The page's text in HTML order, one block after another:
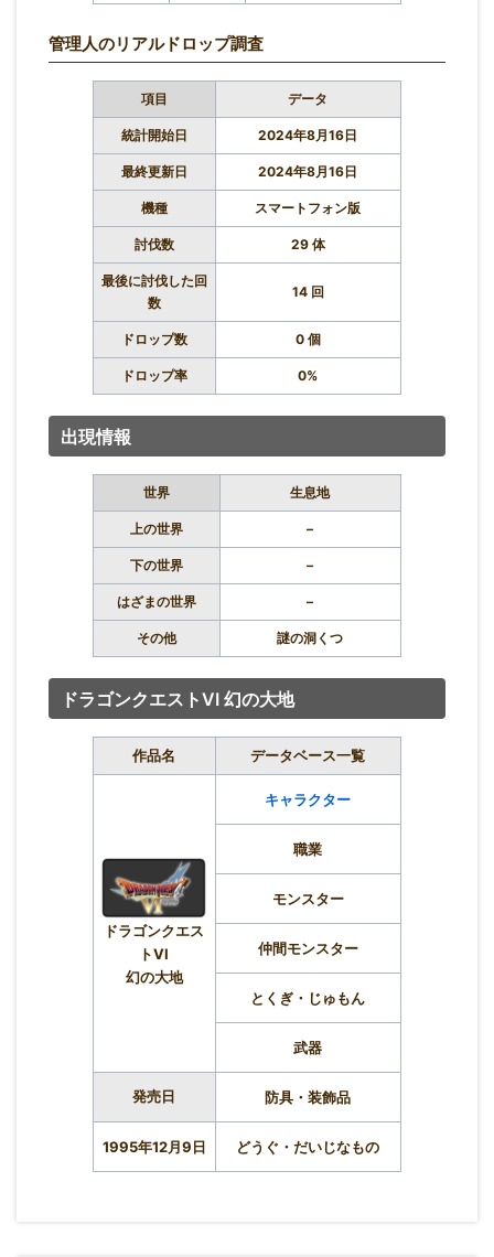
管理人のリアルドロップ調査
項目 データ
統計開始日 2024年8月16日
最終更新日 2024年8月16日
機種 スマートフォン版
討伐数 29 体
最後に討伐した回
数
14 回
ドロップ数 0 個
ドロップ率 0%
出現情報
世界 生息地
上の世界 –
下の世界 –
はざまの世界 –
その他 謎の洞くつ
ドラゴンクエストVI 幻の大地
作品名 データベース一覧
ドラゴンクエス
トVI
幻の大地
キャラクター
職業
モンスター
仲間モンスター
とくぎ・じゅもん
武器
発売日 防具・装飾品
1995年12月9日 どうぐ・だいじなもの